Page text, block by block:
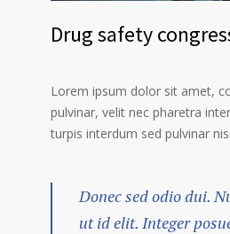
Drug safety
Lorem ipsum dolor sit amet,
pulvinar, velit nec pharetra
turpis interdum sed pulvinar
Donec sed odio dui.
ut id elit. Integer